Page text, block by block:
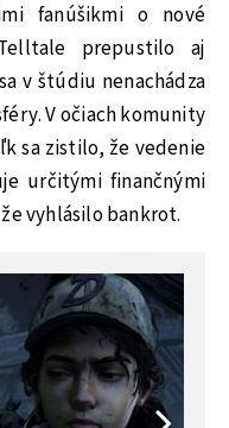
fanúšikmi o nové
prepustilo aj
v štúdiu nenachádza
V očiach komunity
sa zistilo, že vedenie
určitými finančnými
vyhlásilo bankrot.